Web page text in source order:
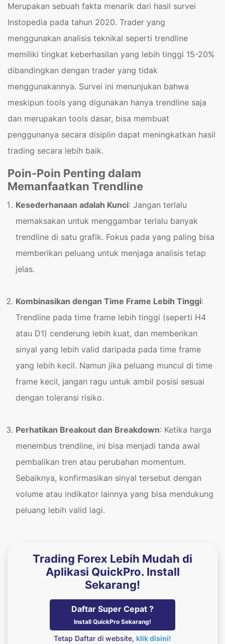
Merupakan sebuah fakta menarik dari hasil survei
Instopedia pada tahun 2020. Trader yang
menggunakan analisis teknikal seperti trendline
memiliki tingkat keberhasilan yang lebih tinggi 15-20%
dibandingkan dengan trader yang tidak
menggunakannya. Survei ini menunjukan bahwa
meskipun tools yang digunakan hanya trendline saja
dan merupakan tools dasar, bisa membuat
penggunanya secara disiplin dapat meningkatkan hasil
trading secara lebih baik.
Poin-Poin Penting dalam
Memanfaatkan Trendline
Kesederhanaan adalah Kunci: Jangan terlalu
memaksakan untuk menggambar terlalu banyak
trendline di satu grafik. Fokus pada yang paling bisa
memberikan peluang untuk menjaga analisis tetap
jelas.
Kombinasikan dengan Time Frame Lebih Tinggi:
Trendline pada time frame lebih tinggi (seperti H4
atau D1) cenderung lebih kuat, dan memberikan
sinyal yang lebih valid daripada pada time frame
yang lebih kecil. Namun jika peluang muncul di time
frame kecil, jangan ragu untuk ambil posisi sesuai
dengan toleransi risiko.
Perhatikan Breakout dan Breakdown: Ketika harga
menembus trendline, ini bisa menjadi tanda awal
pembalikan tren atau perubahan momentum.
Sebaiknya, konfirmasikan sinyal tersebut dengan
volume atau indikator lainnya yang bisa mendukung
peluang lebih valid lagi.
Trading Forex Lebih Mudah di
Aplikasi QuickPro. Install
Sekarang!
Daftar Super Cepat ?
Install QuickPro Sekarang!
Tetap Daftar di website, klik disini!